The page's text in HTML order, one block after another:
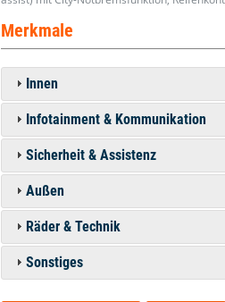
Merkmale
Innen
Infotainment & Kommunikation
Sicherheit & Assistenz
Außen
Räder & Technik
Sonstiges